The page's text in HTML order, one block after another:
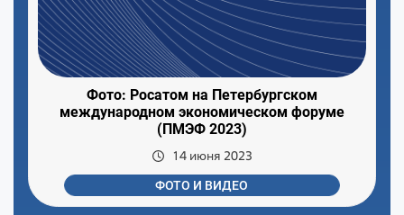
Фото: Росатом на Петербургском
международном экономическом форуме
(ПМЭФ 2023)
14 июня 2023
ФОТО И ВИДЕО